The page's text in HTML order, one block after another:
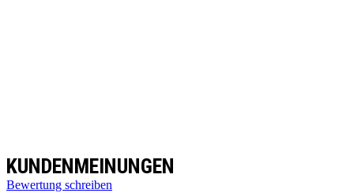
KUNDENMEINUNGEN
Bewertung schreiben